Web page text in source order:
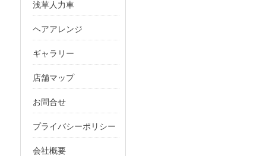
浅草人力車
ヘアアレンジ
ギャラリー
店舗マップ
お問合せ
プライバシーポリシー
会社概要